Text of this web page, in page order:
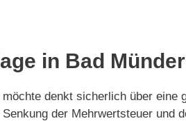
in Bad Münder
denkt sicherlich über
der Mehrwertsteuer und